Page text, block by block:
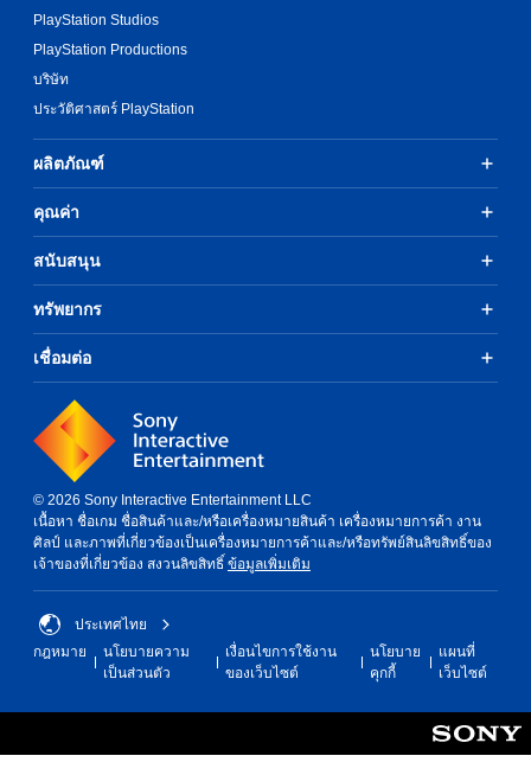
PlayStation Studios
PlayStation Productions
บริษัท
ประวัติศาสตร์ PlayStation
ผลิตภัณฑ์
คุณค่า
สนับสนุน
ทรัพยากร
เชื่อมต่อ
© 2026 Sony Interactive Entertainment LLC
เนื้อหา ชื่อเกม ชื่อสินค้าและ/หรือเครื่องหมายสินค้า เครื่องหมายการค้า งาน
ศิลป์ และภาพที่เกี่ยวข้องเป็นเครื่องหมายการค้าและ/หรือทรัพย์สินลิขสิทธิ์ของ
เจ้าของที่เกี่ยวข้อง สงวนลิขสิทธิ์ ข้อมูลเพิ่มเติม
ประเทศไทย
กฎหมาย
นโยบายความ
เป็นส่วนตัว
เงื่อนไขการใช้งาน
ของเว็บไซต์
นโยบาย
คุกกี้
แผนที่
เว็บไซต์